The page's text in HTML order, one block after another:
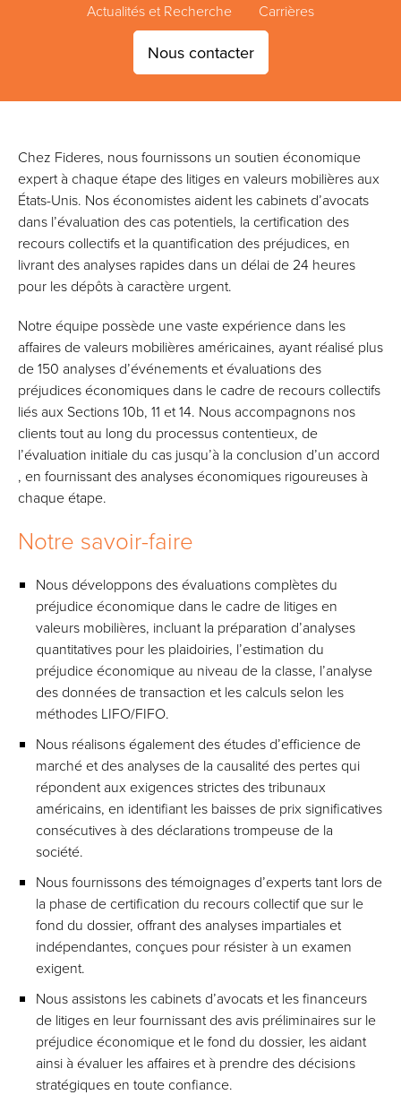
Actualités et Recherche
Carrières
Nous contacter
Chez Fideres, nous fournissons un soutien économique
expert à chaque étape des litiges en valeurs mobilières aux
États-Unis. Nos économistes aident les cabinets d’avocats
dans l’évaluation des cas potentiels, la certification des
recours collectifs et la quantification des préjudices, en
livrant des analyses rapides dans un délai de 24 heures
pour les dépôts à caractère urgent.
Notre équipe possède une vaste expérience dans les
affaires de valeurs mobilières américaines, ayant réalisé plus
de 150 analyses d’événements et évaluations des
préjudices économiques dans le cadre de recours collectifs
liés aux Sections 10b, 11 et 14. Nous accompagnons nos
clients tout au long du processus contentieux, de
l’évaluation initiale du cas jusqu’à la conclusion d’un accord
, en fournissant des analyses économiques rigoureuses à
chaque étape.
Notre savoir-faire
Nous développons des évaluations complètes du
préjudice économique dans le cadre de litiges en
valeurs mobilières, incluant la préparation d’analyses
quantitatives pour les plaidoiries, l’estimation du
préjudice économique au niveau de la classe, l’analyse
des données de transaction et les calculs selon les
méthodes LIFO/FIFO.
Nous réalisons également des études d’efficience de
marché et des analyses de la causalité des pertes qui
répondent aux exigences strictes des tribunaux
américains, en identifiant les baisses de prix significatives
consécutives à des déclarations trompeuse de la
société.
Nous fournissons des témoignages d’experts tant lors de
la phase de certification du recours collectif que sur le
fond du dossier, offrant des analyses impartiales et
indépendantes, conçues pour résister à un examen
exigent.
Nous assistons les cabinets d’avocats et les financeurs
de litiges en leur fournissant des avis préliminaires sur le
préjudice économique et le fond du dossier, les aidant
ainsi à évaluer les affaires et à prendre des décisions
stratégiques en toute confiance.